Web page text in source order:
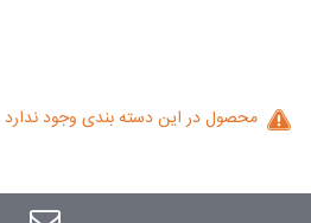
محصول در این دسته بندی وجود ندارد